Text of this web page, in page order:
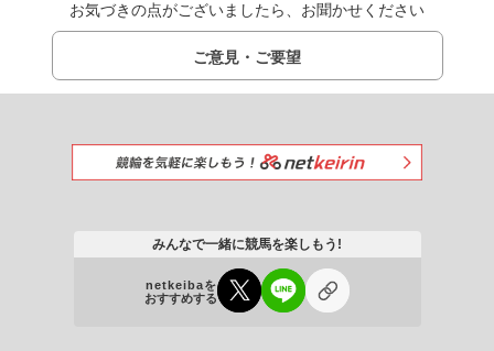
お気づきの点がございましたら、お聞かせください
ご意見・ご要望
みんなで一緒に競馬を楽しもう!
netkeibaを
おすすめする